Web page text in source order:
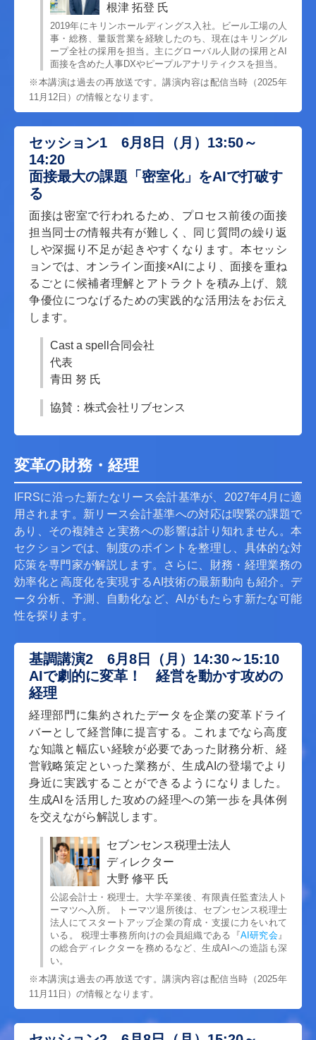
根津 拓登 氏
2019年にキリンホールディングス入社。ビール工場の人
事・総務、量販営業を経験したのち、現在はキリングル
ープ全社の採用を担当。主にグローバル人財の採用とAI
面接を含めた人事DXやピープルアナリティクスを担当。
※本講演は過去の再放送です。講演内容は配信当時（2025年
11月12日）の情報となります。
セッション1 6月8日（月）13:50～
14:20
面接最大の課題「密室化」をAIで打破す
る
面接は密室で行われるため、プロセス前後の面接
担当同士の情報共有が難しく、同じ質問の繰り返
しや深掘り不足が起きやすくなります。本セッシ
ョンでは、オンライン面接×AIにより、面接を重ね
るごとに候補者理解とアトラクトを積み上げ、競
争優位につなげるための実践的な活用法をお伝え
します。
Cast a spell合同会社
代表
青田 努 氏
協賛：株式会社リブセンス
変革の財務・経理
IFRSに沿った新たなリース会計基準が、2027年4月に適
用されます。新リース会計基準への対応は喫緊の課題で
あり、その複雑さと実務への影響は計り知れません。本
セクションでは、制度のポイントを整理し、具体的な対
応策を専門家が解説します。さらに、財務・経理業務の
効率化と高度化を実現するAI技術の最新動向も紹介。デ
ータ分析、予測、自動化など、AIがもたらす新たな可能
性を探ります。
基調講演2 6月8日（月）14:30～15:10
AIで劇的に変革！ 経営を動かす攻めの
経理
経理部門に集約されたデータを企業の変革ドライ
バーとして経営陣に提言する。これまでなら高度
な知識と幅広い経験が必要であった財務分析、経
営戦略策定といった業務が、生成AIの登場でより
身近に実践することができるようになりました。
生成AIを活用した攻めの経理への第一歩を具体例
を交えながら解説します。
セブンセンス税理士法人
ディレクター
大野 修平 氏
公認会計士・税理士。大学卒業後、有限責任監査法人ト
ーマツへ入所。 トーマツ退所後は、セブンセンス税理士
法人にてスタートアップ企業の育成・支援に力をいれて
いる。 税理士事務所向けの会員組織である『AI研究会 』
の総合ディレクターを務めるなど、生成AIへの造詣も深
い。
※本講演は過去の再放送です。講演内容は配信当時（2025年
11月11日）の情報となります。